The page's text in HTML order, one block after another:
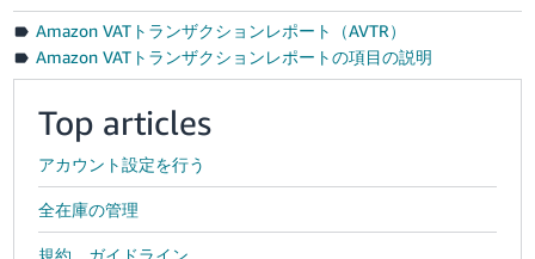
Amazon VATトランザクションレポート（AVTR）
Amazon VATトランザクションレポートの項目の説明
Top articles
アカウント設定を行う
全在庫の管理
規約、ガイドライン